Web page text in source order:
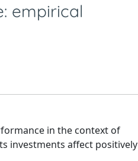
empirical
in the context of
investments affect positively